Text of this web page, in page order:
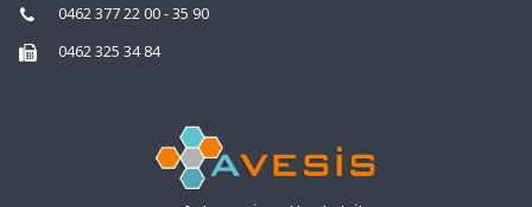
0462 377 22 00 - 35 90
0462 325 34 84